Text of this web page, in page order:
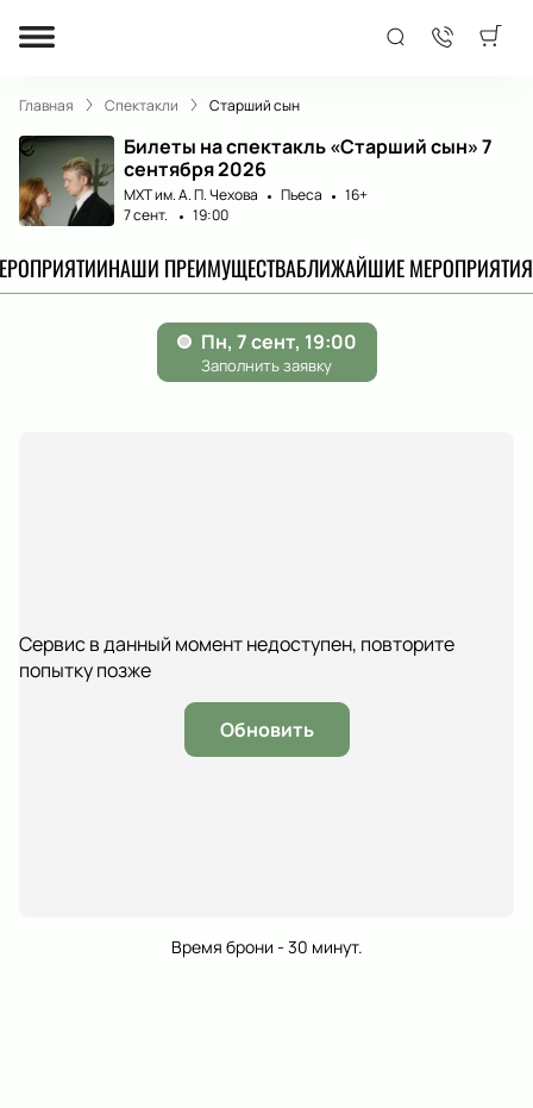
Главная Спектакли Старший сын
Билеты на спектакль «Старший сын» 7
сентября 2026
МХТ им. А. П. Чехова Пьеса
16+
7 сент.
19:00
НАШИ ПРЕИМУЩЕСТВАБЛИЖАЙШИЕ МЕРОПРИЯТИЯ
Сервис в данный момент недоступен, повторите
попытку позже
Обновить
Время брони - 30 минут.